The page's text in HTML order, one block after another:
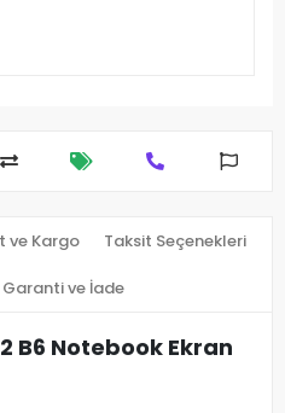
ve Kargo Taksit Seçenekleri
Garanti ve İade
B6 Notebook Ekran